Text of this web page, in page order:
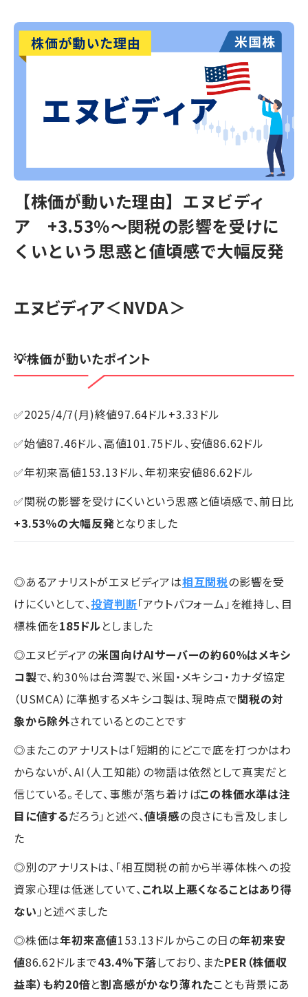
【株価が動いた理由】エヌビディ
ア +3.53％～関税の影響を受けに
くいという思惑と値頃感で大幅反発
エヌビディア＜NVDA＞
💡株価が動いたポイント
✅2025/4/7(月)終値97.64ドル+3.33ドル
✅始値87.46ドル、高値101.75ドル、安値86.62ドル
✅年初来高値153.13ドル、年初来安値86.62ドル
✅関税の影響を受けにくいという思惑と値頃感で、前日比
+3.53％の大幅反発となりました
◎あるアナリストがエヌビディアは相互関税の影響を受
けにくいとして、投資判断「アウトパフォーム」を維持し、目
標株価を185ドル としました
◎エヌビディアの米国向けAIサーバーの約60％はメキシ
コ製で、約30％は台湾製で、米国・メキシコ・カナダ協定
（USMCA）に準拠するメキシコ製は、現時点で関税の対
象から除外されているとのことです
◎またこのアナリストは「短期的にどこで底を打つかはわ
からないが、AI（人工知能）の物語は依然として真実だと
信じている。そして、事態が落ち着けばこの株価水準は注
目に値するだろう」と述べ、値頃感の良さにも言及しまし
た
◎別のアナリストは、「相互関税の前から半導体株への投
資家心理は低迷していて、これ以上悪くなることはあり得
ない 」と述べました
◎株価は年初来高値153.13ドルからこの日の年初来安
値86.62ドルまで43.4％下落しており、またPER（株価収
益率）も約20倍と割高感がかなり薄れたことも背景にあ